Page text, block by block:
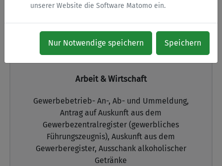
unserer Website die Software Matomo ein.
Nur Notwendige speichern Speichern
Arbeit & Wirtschaft
Gewerbebetrieb- An-, Ab- und Ummeldung,
Antrag auf Auskunft aus dem
Gewerbezentralregister (gewerbliches
Führungszeugnis),Auskunft aus dem
Gewerberegister, Ausschank alkoholischer
Getränke